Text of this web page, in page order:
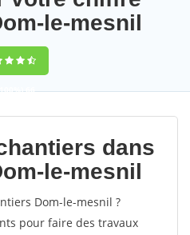
le-mesnil
66
dans
le-mesnil
Dom-le-mesnil ?
pour faire des travaux